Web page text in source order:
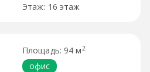
16 этаж
94 м 2
офис